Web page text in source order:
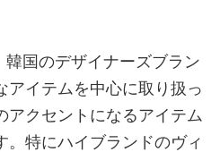
国のデザイナーズブラン
アイテムを中心に取り扱っ
アクセントになるアイテム
。特にハイブランドのヴィ